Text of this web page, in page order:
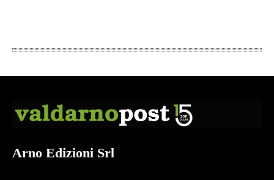
Arno Edizioni Srl